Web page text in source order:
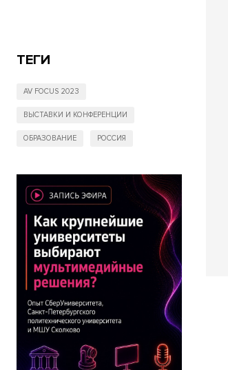
ТЕГИ
AV FOCUS 2023
ВЫСТАВКИ И КОНФЕРЕНЦИИ
ОБРАЗОВАНИЕ РОССИЯ